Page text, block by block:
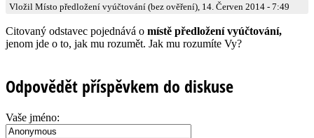
Vložil Místo předložení vyúčtování (bez ověření), 14. Červen 2014 - 7:49
Citovaný odstavec pojednává o místě předložení vyúčtování,
jenom jde o to, jak mu rozumět. Jak mu rozumíte Vy?
Odpovědět příspěvkem do diskuse
Vaše jméno: